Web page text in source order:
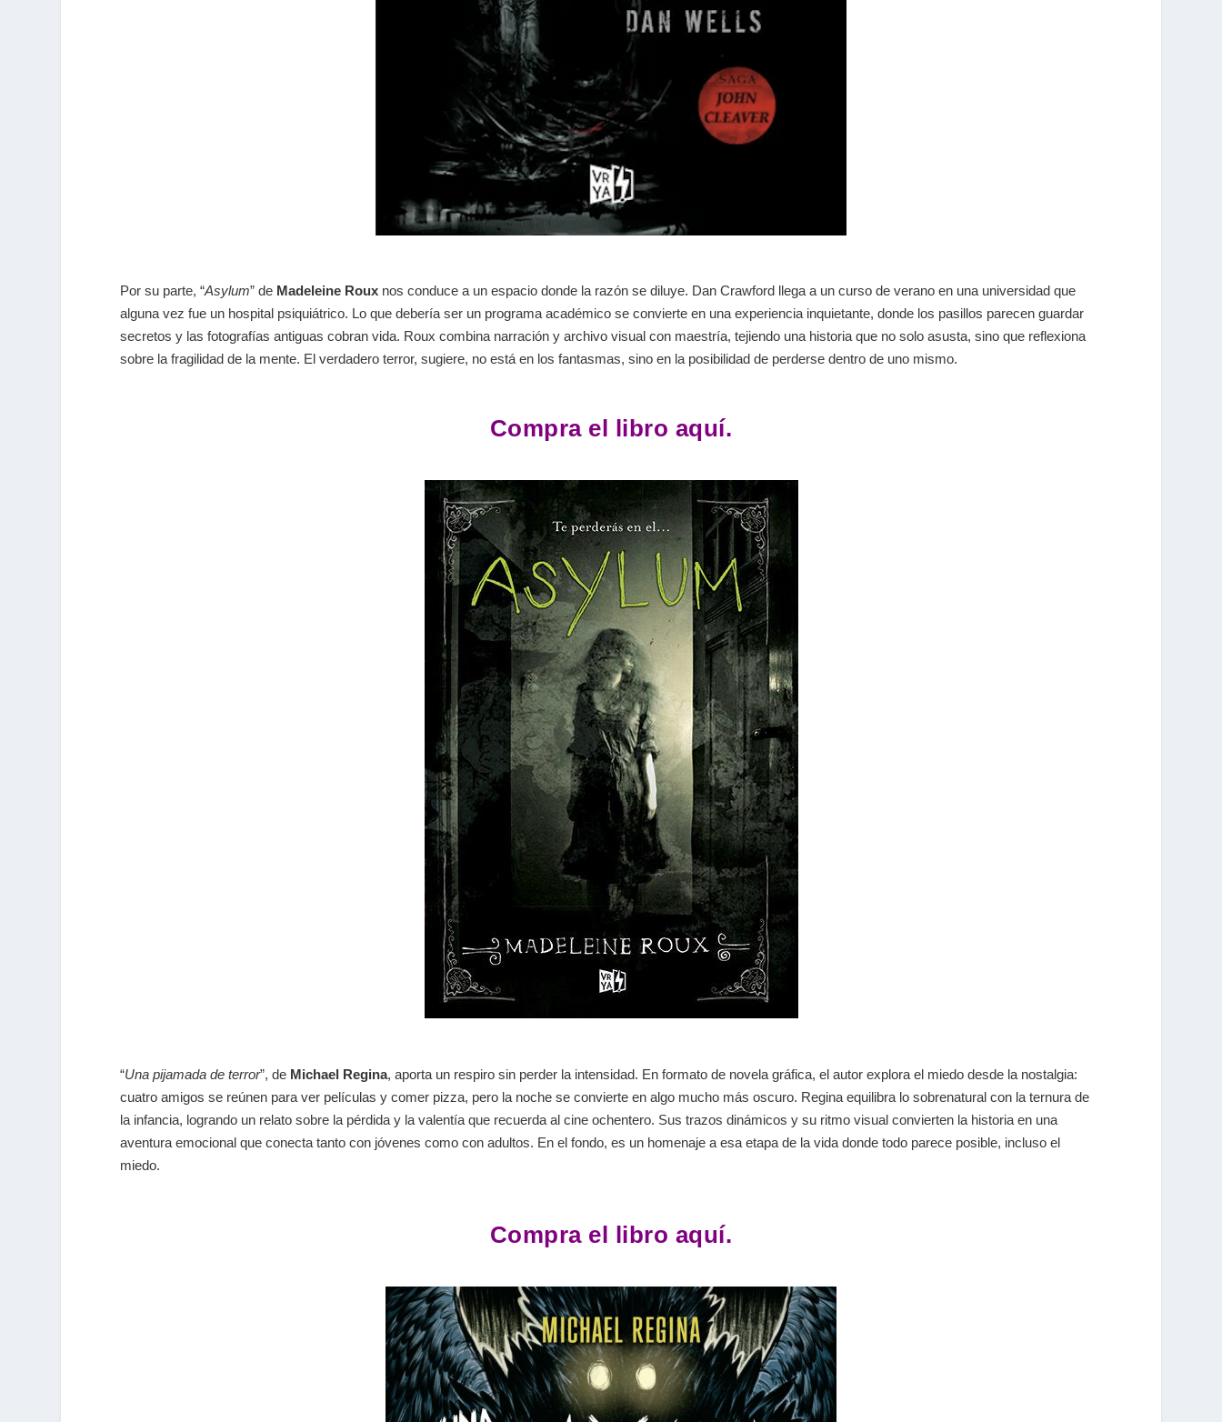
Por su parte, “Asylum” de Madeleine Roux nos conduce a un espacio donde la razón se diluye. Dan Crawford llega a un curso de verano en una universidad que
alguna vez fue un hospital psiquiátrico. Lo que debería ser un programa académico se convierte en una experiencia inquietante, donde los pasillos parecen guardar
secretos y las fotografías antiguas cobran vida. Roux combina narración y archivo visual con maestría, tejiendo una historia que no solo asusta, sino que reflexiona
sobre la fragilidad de la mente. El verdadero terror, sugiere, no está en los fantasmas, sino en la posibilidad de perderse dentro de uno mismo.
Compra el libro aquí.
“Una pijamada de terror”, de Michael Regina, aporta un respiro sin perder la intensidad. En formato de novela gráfica, el autor explora el miedo desde la nostalgia:
cuatro amigos se reúnen para ver películas y comer pizza, pero la noche se convierte en algo mucho más oscuro. Regina equilibra lo sobrenatural con la ternura de
la infancia, logrando un relato sobre la pérdida y la valentía que recuerda al cine ochentero. Sus trazos dinámicos y su ritmo visual convierten la historia en una
aventura emocional que conecta tanto con jóvenes como con adultos. En el fondo, es un homenaje a esa etapa de la vida donde todo parece posible, incluso el
miedo.
Compra el libro aquí.